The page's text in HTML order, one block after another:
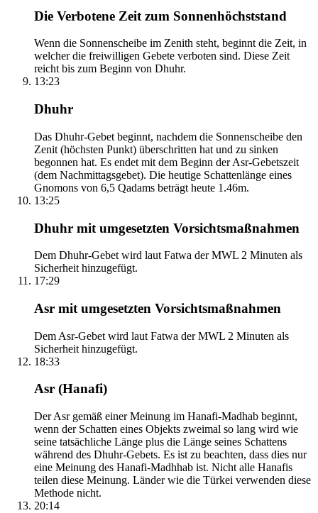
Die Verbotene Zeit zum Sonnenhöchststand
Wenn die Sonnenscheibe im Zenith steht, beginnt die Zeit, in
welcher die freiwilligen Gebete verboten sind. Diese Zeit
reicht bis zum Beginn von Dhuhr.
13:23
Dhuhr
Das Dhuhr-Gebet beginnt, nachdem die Sonnenscheibe den
Zenit (höchsten Punkt) überschritten hat und zu sinken
begonnen hat. Es endet mit dem Beginn der Asr-Gebetszeit
(dem Nachmittagsgebet). Die heutige Schattenlänge eines
Gnomons von 6,5 Qadams beträgt heute 1.46m.
13:25
Dhuhr mit umgesetzten Vorsichtsmaßnahmen
Dem Dhuhr-Gebet wird laut Fatwa der MWL 2 Minuten als
Sicherheit hinzugefügt.
17:29
Asr mit umgesetzten Vorsichtsmaßnahmen
Dem Asr-Gebet wird laut Fatwa der MWL 2 Minuten als
Sicherheit hinzugefügt.
18:33
Asr (Hanafi)
Der Asr gemäß einer Meinung im Hanafi-Madhab beginnt,
wenn der Schatten eines Objekts zweimal so lang wird wie
seine tatsächliche Länge plus die Länge seines Schattens
während des Dhuhr-Gebets. Es ist zu beachten, dass dies nur
eine Meinung des Hanafi-Madhhab ist. Nicht alle Hanafis
teilen diese Meinung. Länder wie die Türkei verwenden diese
Methode nicht.
20:14